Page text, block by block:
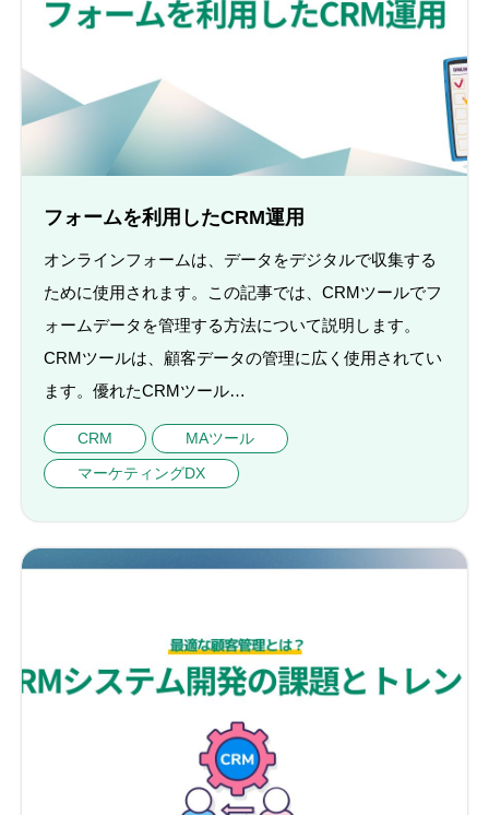
フォームを利用したCRM運用
オンラインフォームは、データをデジタルで収集する
ために使用されます。この記事では、CRMツールでフ
ォームデータを管理する方法について説明します。
CRMツールは、顧客データの管理に広く使用されてい
ます。優れたCRMツール…
CRM
MAツール
マーケティングDX